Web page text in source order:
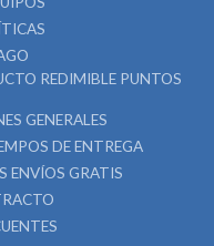
REDIMIBLE PUNTOS
GENERALES
DE ENTREGA
ENVÍOS GRATIS